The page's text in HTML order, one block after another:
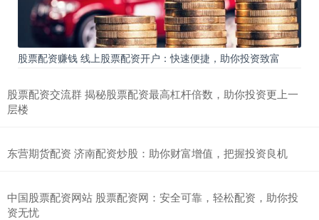
股票配资赚钱 线上股票配资开户：快速便捷，助你投资致富
股票配资交流群 揭秘股票配资最高杠杆倍数，助你投资更上一
层楼
东营期货配资 济南配资炒股：助你财富增值，把握投资良机
中国股票配资网站 股票配资网：安全可靠，轻松配资，助你投
资无忧